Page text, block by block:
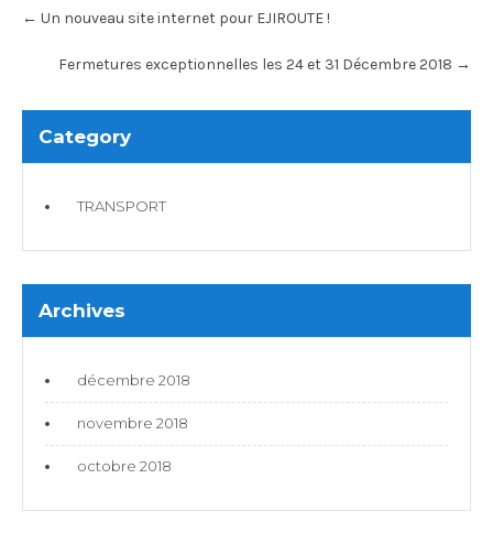
← Un nouveau site internet pour EJIROUTE !
Fermetures exceptionnelles les 24 et 31 Décembre 2018 →
Category
TRANSPORT
Archives
décembre 2018
novembre 2018
octobre 2018